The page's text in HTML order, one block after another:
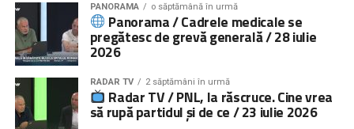
PANORAMA o săptămână în urmă
Panorama / Cadrele medicale se
pregătesc de grevă generală / 28 iulie
2026
RADAR TV 2 săptămâni în urmă
Radar TV / PNL, la răscruce. Cine vrea
să rupă partidul și de ce / 23 iulie 2026